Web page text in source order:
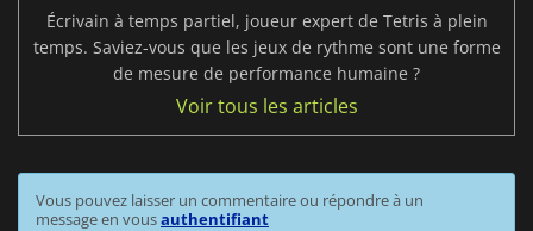
Écrivain à temps partiel, joueur expert de Tetris à plein
temps. Saviez-vous que les jeux de rythme sont une forme
de mesure de performance humaine ?
Voir tous les articles
Vous pouvez laisser un commentaire ou répondre à un
message en vousauthentifiant